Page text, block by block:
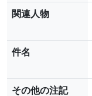
関連人物
件名
その他の注記